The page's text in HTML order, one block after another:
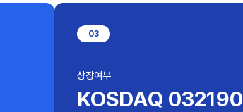
03
상장여부
KOSDAQ 032190